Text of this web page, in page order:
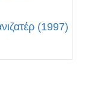
(1997)